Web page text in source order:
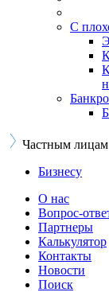
С
Частным лицам
Бизнесу
О нас
Вопрос-
Партнеры
Калькулятор
Контакты
Новости
Поиск